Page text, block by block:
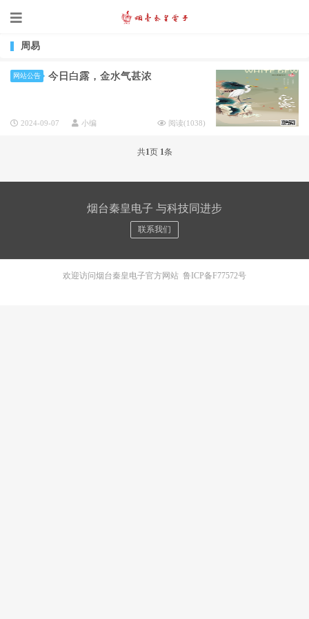
周易
网站公告 今日白露，金水气甚浓
2024-09-07 小编 阅读(1038)
共1页 1条
烟台秦皇电子 与科技同进步
联系我们
欢迎访问烟台秦皇电子官方网站 鲁ICP备F77572号